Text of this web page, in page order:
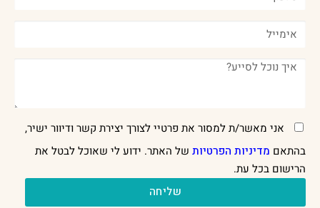
אני מאשר/ת למסור את פרטיי לצורך יצירת קשר ודיוור ישיר,
בהתאם מדיניות הפרטיות של האתר. ידוע לי שאוכל לבטל את
הרישום בכל עת.
שליחה